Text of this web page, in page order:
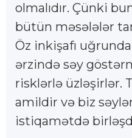
olmalıdır. Çünki
bütün məsələlər
Öz inkişafı
ərzində səy
risklərlə üzləşirlər.
amildir və biz
istiqamətdə